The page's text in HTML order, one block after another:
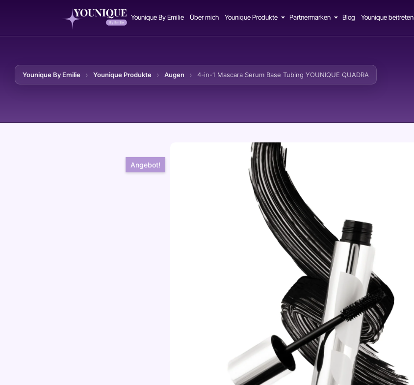
Younique By Emilie Über mich Younique Produkte Partnermarken Blog Younique beitreten
Younique By Emilie Younique Produkte Augen 4-in-1 Mascara Serum Base Tubing YOUNIQUE QUADRA
Zum Inhalt springen
Angebot!